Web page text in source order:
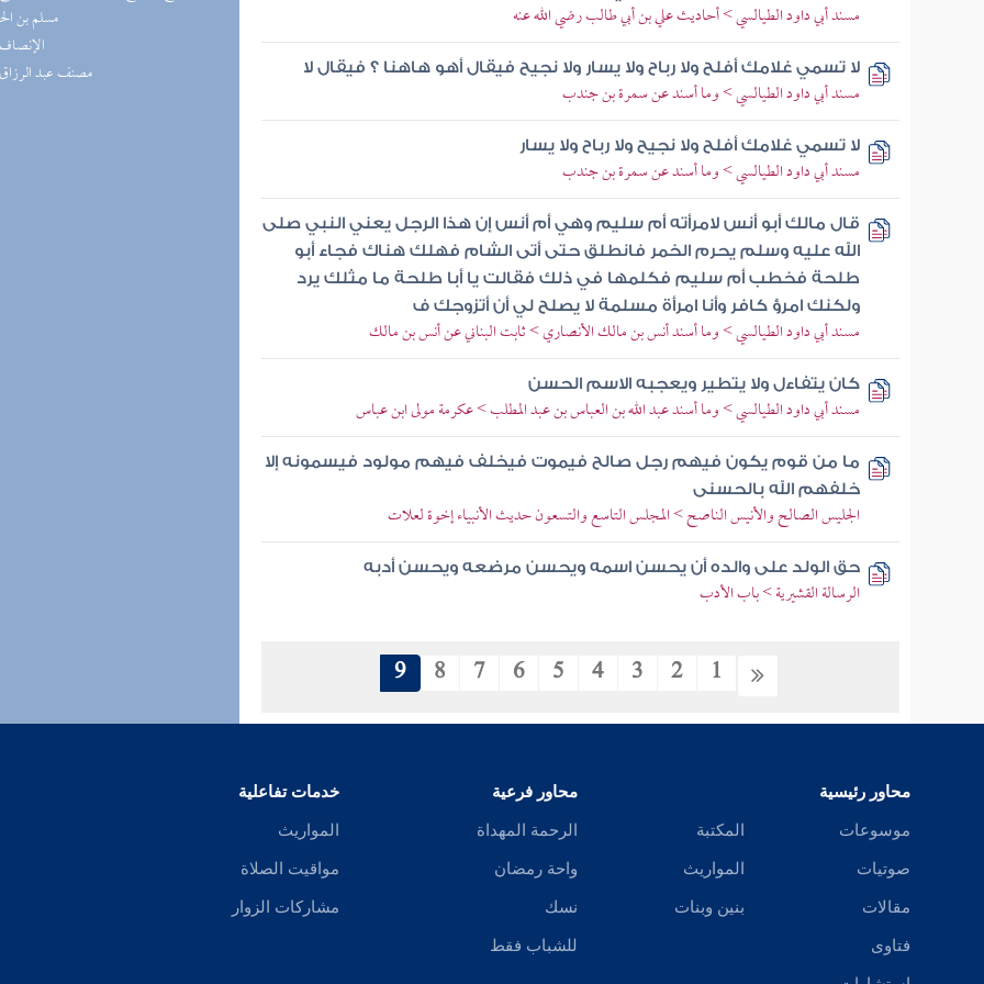
مسلم بن
(2)
(2) مصنف عبد
مسند أبي داود الطيالسي > أحاديث علي بن أبي طالب رضي الله عنه
لا تسمي غلامك أفلح ولا رباح ولا يسار ولا نجيح فيقال أهو هاهنا ؟ فيقال لا
مسند أبي داود الطيالسي > وما أسند عن سمرة بن جندب
لا تسمي غلامك أفلح ولا نجيح ولا رباح ولا يسار
مسند أبي داود الطيالسي > وما أسند عن سمرة بن جندب
قال مالك أبو أنس لامرأته أم سليم وهي أم أنس إن هذا الرجل يعني النبي صلى
الله عليه وسلم يحرم الخمر فانطلق حتى أتى الشام فهلك هناك فجاء أبو
طلحة فخطب أم سليم فكلمها في ذلك فقالت يا أبا طلحة ما مثلك يرد
ولكنك امرؤ كافر وأنا امرأة مسلمة لا يصلح لي أن أتزوجك ف
مسند أبي داود الطيالسي > وما أسند أنس بن مالك الأنصاري > ثابت البناني عن أنس بن مالك
كان يتفاءل ولا يتطير ويعجبه الاسم الحسن
مسند أبي داود الطيالسي > وما أسند عبد الله بن العباس بن عبد المطلب > عكرمة مولى ابن عباس
ما من قوم يكون فيهم رجل صالح فيموت فيخلف فيهم مولود فيسمونه إلا
خلفهم الله بالحسنى
الجليس الصالح والأنيس الناصح > المجلس التاسع والتسعون حديث الأنبياء إخوة لعلات
حق الولد على والده أن يحسن اسمه ويحسن مرضعه ويحسن أدبه
الرسالة القشيرية > باب الأدب
1
2
3
4
5
6
7
8
9
محاور رئيسية
موسوعات
صوتيات
مقالات
فتاوى
المكتبة
المواريث
بنين وبنات
محاور فرعية
الرحمة المهداة
واحة رمضان
نسك
للشباب فقط
خدمات تفاعلية
المواريث
مواقيت الصلاة
مشاركات الزوار